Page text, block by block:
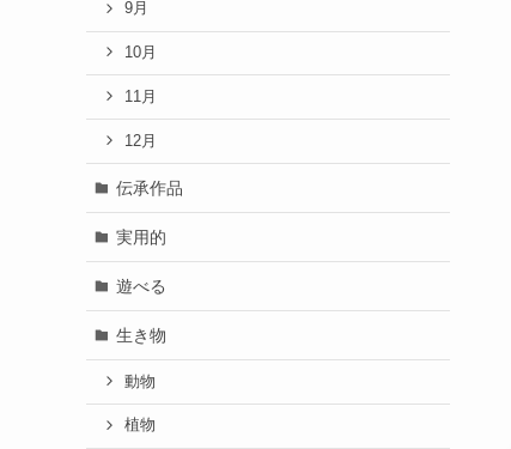
9月
10月
11月
12月
伝承作品
実用的
遊べる
生き物
動物
植物